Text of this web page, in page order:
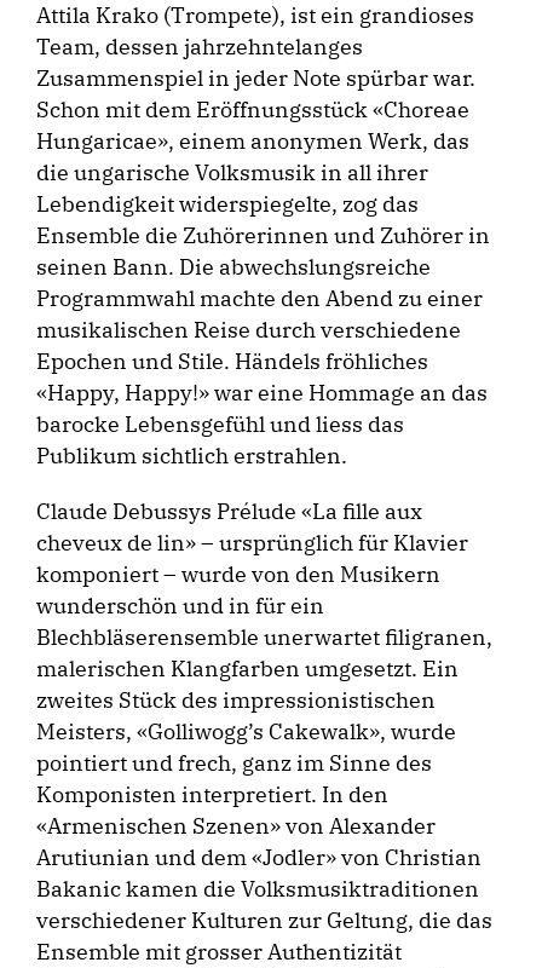
Attila Krako (Trompete), ist ein grandioses
Team, dessen jahrzehntelanges
Zusammenspiel in jeder Note spürbar war.
Schon mit dem Eröffnungsstück «Choreae
Hungaricae», einem anonymen Werk, das
die ungarische Volksmusik in all ihrer
Lebendigkeit widerspiegelte, zog das
Ensemble die Zuhörerinnen und Zu­hörer in
seinen Bann. Die abwechslungsreiche
Programmwahl machte den Abend zu einer
musikalischen Reise durch verschiedene
Epochen und Stile. Händels fröhliches
«Happy, Happy!» war eine Hommage an das
barocke Lebensgefühl und liess das
Publikum sichtlich erstrahlen.
Claude Debussys Prélude «La fille aux
cheveux de lin» – ursprünglich für Klavier
kom­poniert – wurde von den Musikern
wunderschön und in für ein
Blechbläserensemble unerwartet filigranen,
malerischen Klangfarben umgesetzt. Ein
zweites Stück des impressionistischen
Meisters, «Golliwogg’s Cakewalk», wurde
pointiert und frech, ganz im Sinne des
Komponisten interpretiert. In den
«Armenischen Szenen» von Alexander
Arutiunian und dem «Jodler» von Christian
Bakanic kamen die Volksmusiktraditionen
verschiedener Kulturen zur Geltung, die das
Ensemble mit grosser Authentizität